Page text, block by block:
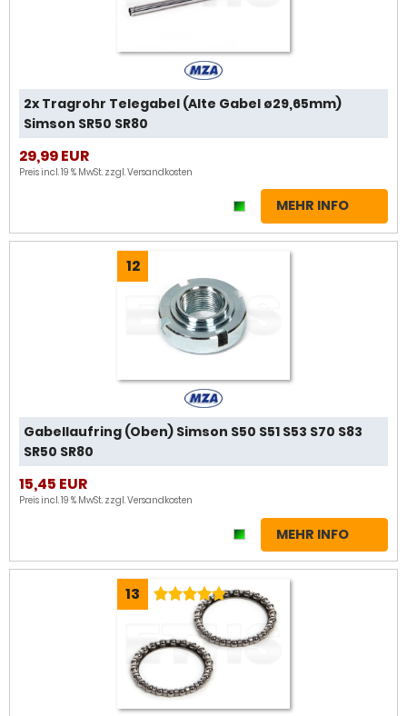
2x Tragrohr Telegabel (Alte Gabel ø29,65mm)
Simson SR50 SR80
29,99 EUR
Preis incl. 19 % MwSt. zzgl.Versandkosten
MEHR INFO
12
Gabellaufring (Oben) Simson S50 S51 S53 S70 S83
SR50 SR80
15,45 EUR
Preis incl. 19 % MwSt. zzgl.Versandkosten
MEHR INFO
13